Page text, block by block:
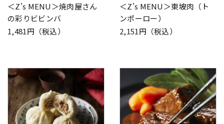
＜Z's MENU＞焼肉屋さん
の彩りビビンバ
1,481円（税込）
＜Z's MENU＞東坡肉（ト
ンポーロー）
2,151円（税込）